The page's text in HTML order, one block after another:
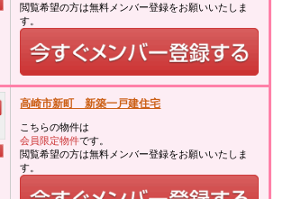
閲覧希望の方は無料メンバー登録をお願いいたしま
す。
高崎市新町 新築一戸建住宅
こちらの物件は
会員限定物件です。
閲覧希望の方は無料メンバー登録をお願いいたしま
す。